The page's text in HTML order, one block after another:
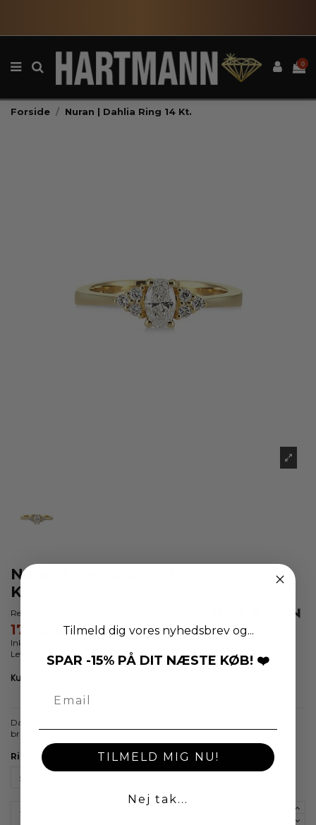
0
Forside Nuran | Dahlia Ring 14 Kt.
Nuran | Dahlia Ring 14
Kt.
Reference
17.825,00 kr.
Inkl. moms
Levering 1-4 dage
Dahlia ring i 14 karat rød-, hvid- eller rosaguld med i alt 0,35 ct. W/si
brillanter.
Ring størrelse
Tilmeld dig vores nyhedsbrev og...
SPAR -15% PÅ DIT NÆSTE KØB! ❤️
TILMELD MIG NU!
Nej tak...